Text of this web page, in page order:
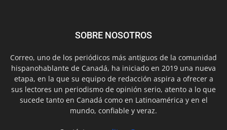
SOBRE NOSOTROS
Correo, uno de los periódicos más antiguos de la comunidad
hispanohablante de Canadá, ha iniciado en 2019 una nueva
etapa, en la que su equipo de redacción aspira a ofrecer a
sus lectores un periodismo de opinión serio, atento a lo que
sucede tanto en Canadá como en Latinoamérica y en el
mundo, confiable y veraz.